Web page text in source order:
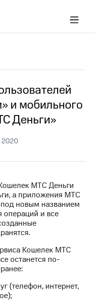
и мобильного
Деньги»
2020
МТС Деньги
а приложения МТС
новым названием
и все
Кошелек МТС
останется по-
(телефон, интернет,